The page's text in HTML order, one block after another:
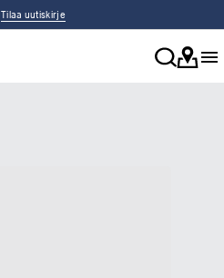
Tilaa uutiskirje